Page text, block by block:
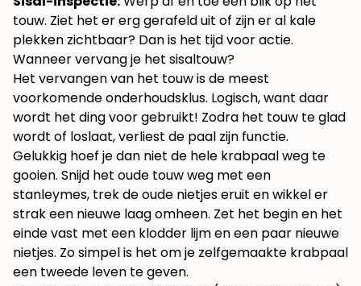
touw. Ziet het er erg gerafeld uit of zijn er al kale
plekken zichtbaar? Dan is het tijd voor actie.
Wanneer vervang je het sisaltouw?
Het vervangen van het touw is de meest
voorkomende onderhoudsklus. Logisch, want daar
wordt het ding voor gebruikt! Zodra het touw te glad
wordt of loslaat, verliest de paal zijn functie.
Gelukkig hoef je dan niet de hele krabpaal weg te
gooien. Snijd het oude touw weg met een
stanleymes, trek de oude nietjes eruit en wikkel er
strak een nieuwe laag omheen. Zet het begin en het
einde vast met een klodder lijm en een paar nieuwe
nietjes. Zo simpel is het om je zelfgemaakte krabpaal
een tweede leven te geven.